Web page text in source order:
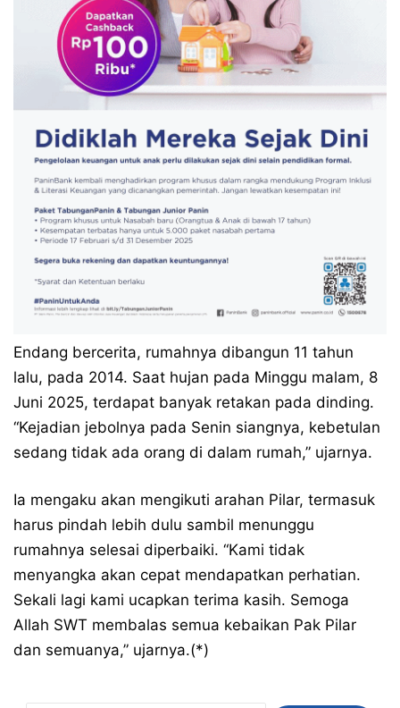
Endang bercerita, rumahnya dibangun 11 tahun
lalu, pada 2014. Saat hujan pada Minggu malam, 8
Juni 2025, terdapat banyak retakan pada dinding.
“Kejadian jebolnya pada Senin siangnya, kebetulan
sedang tidak ada orang di dalam rumah,” ujarnya.
Ia mengaku akan mengikuti arahan Pilar, termasuk
harus pindah lebih dulu sambil menunggu
rumahnya selesai diperbaiki. “Kami tidak
menyangka akan cepat mendapatkan perhatian.
Sekali lagi kami ucapkan terima kasih. Semoga
Allah SWT membalas semua kebaikan Pak Pilar
dan semuanya,” ujarnya.(*)